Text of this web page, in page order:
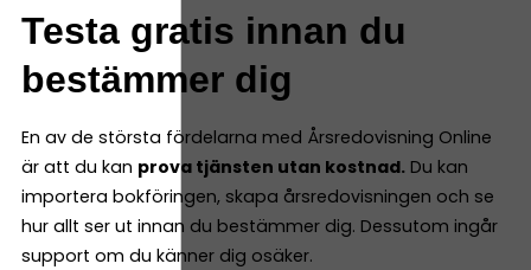
Testa gratis innan du
bestämmer dig
En av de största fördelarna med Årsredovisning Online
är att du kan prova tjänsten utan kostnad. Du kan
importera bokföringen, skapa årsredovisningen och se
hur allt ser ut innan du bestämmer dig. Dessutom ingår
support om du känner dig osäker.